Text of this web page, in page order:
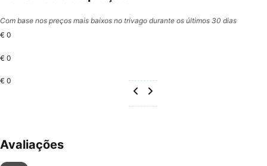
Com base nos preços mais baixos no trivago durante os últimos 30 dias
€ 0
€ 0
€ 0
Avaliações